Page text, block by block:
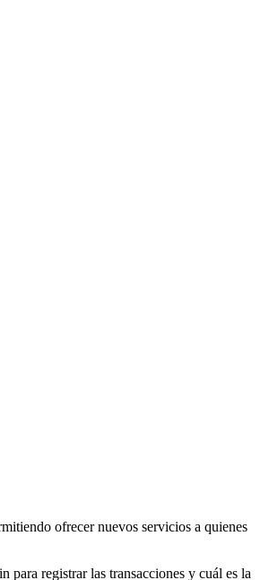
ofrecer nuevos servicios a quienes
registrar las transacciones y cuál es la